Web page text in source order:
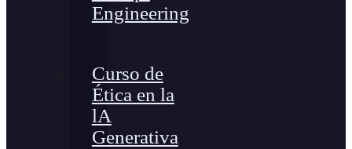
Engineering
Curso de
Ética en la
lA
Generativa